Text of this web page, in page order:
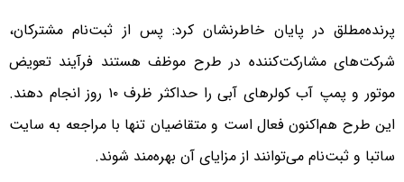
پرنده‌مطلق در پایان خاطرنشان کرد: پس از ثبت‌نام مشترکان،
شرکت‌های مشارکت‌کننده در طرح موظف هستند فرآیند تعویض
موتور و پمپ آب کولرهای آبی را حداکثر ظرف ۱۰ روز انجام دهند.
این طرح هم‌اکنون فعال است و متقاضیان تنها با مراجعه به سایت
ساتبا و ثبت‌نام می‌توانند از مزایای آن بهره‌مند شوند.